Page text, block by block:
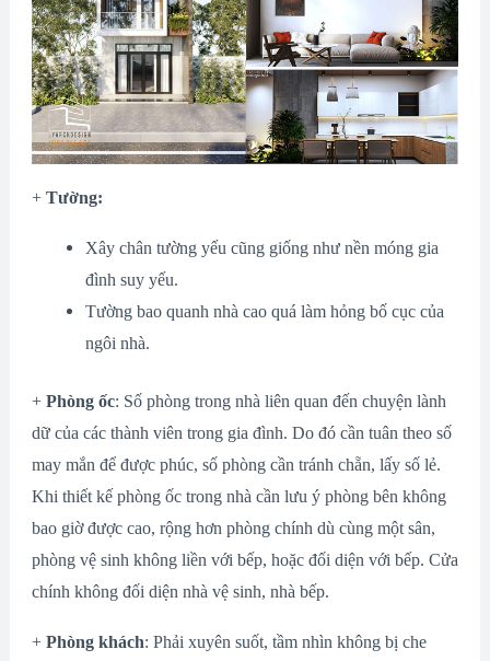
+Tường:
Xây chân tường yếu cũng giống như nền móng gia
đình suy yếu.
Tường bao quanh nhà cao quá làm hỏng bố cục của
ngôi nhà.
+ Phòng ốc: Số phòng trong nhà liên quan đến chuyện lành
dữ của các thành viên trong gia đình. Do đó cần tuân theo số
may mắn để được phúc, số phòng cần tránh chẵn, lấy số lẻ.
Khi thiết kế phòng ốc trong nhà cần lưu ý phòng bên không
bao giờ được cao, rộng hơn phòng chính dù cùng một sân,
phòng vệ sinh không liền với bếp, hoặc đối diện với bếp. Cửa
chính không đối diện nhà vệ sinh, nhà bếp.
+ Phòng khách: Phải xuyên suốt, tầm nhìn không bị che